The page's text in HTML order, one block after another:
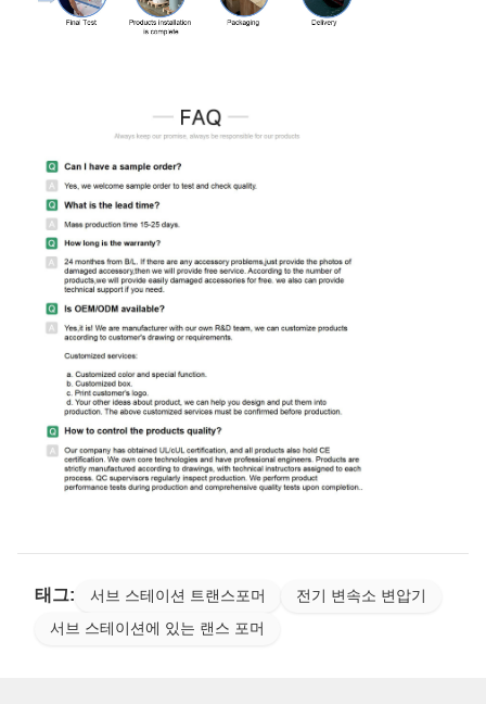
태그: 서브 스테이션 트랜스포머
전기 변속소 변압기
서브 스테이션에 있는 랜스 포머